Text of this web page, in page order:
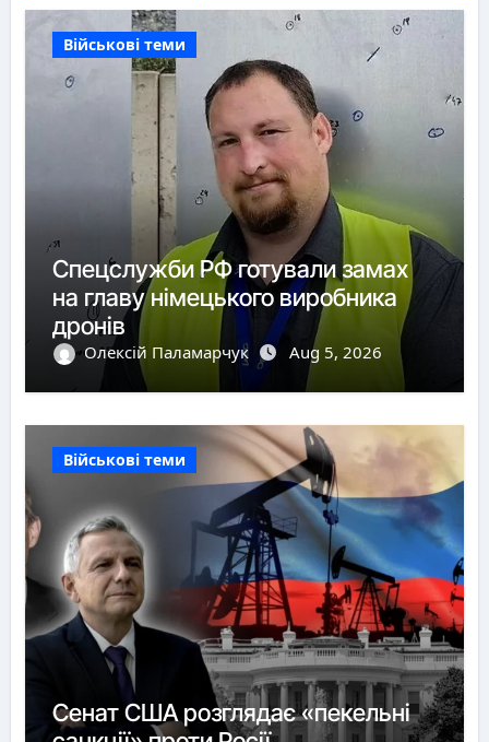
Військові теми
Спецслужби РФ готували замах
на главу німецького виробника
дронів
Олексій Паламарчук Aug 5, 2026
Військові теми
Сенат США розглядає «пекельні